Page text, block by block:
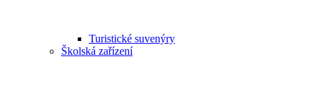
Turistické suvenýry
Školská zařízení